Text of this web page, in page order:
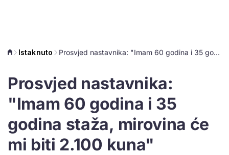
Istaknuto Prosvjed nastavnika: "Imam 60 godina i 35 godina staža, mirovina će mi biti 2.100 kuna"
Prosvjed nastavnika:
"Imam 60 godina i 35
godina staža, mirovina će
mi biti 2.100 kuna"